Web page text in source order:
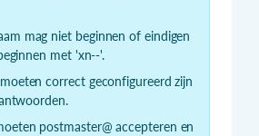
mag niet beginnen of eindigen
met 'xn--'.
correct geconfigureerd zijn
postmaster@ accepteren en